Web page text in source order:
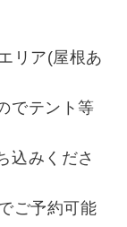
リア(屋根あ
でテント等
込みくださ
ご予約可能